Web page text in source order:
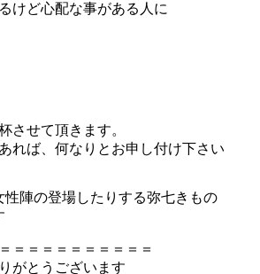
けど心配な事がある人に
させて頂きます。
れば、何なりとお申し付け下さい
性陣の登場したりする弥七きもの
＝＝＝＝＝＝＝＝＝＝
がとうございます